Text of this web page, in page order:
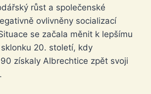
růst a společenské
ovlivněny socializací
se začala měnit k lepšímu
20. století, kdy
získaly Albrechtice zpět svoji